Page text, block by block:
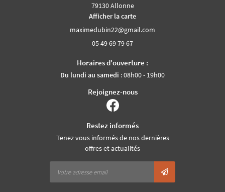
79130 Allonne
Afficher la carte
05 49 69 79 67
Horaires d'ouverture :
Du lundi au samedi : 08h00 - 19h00
Rejoignez-nous
Restez informés
Tenez vous informés de nos dernières
offres et actualités